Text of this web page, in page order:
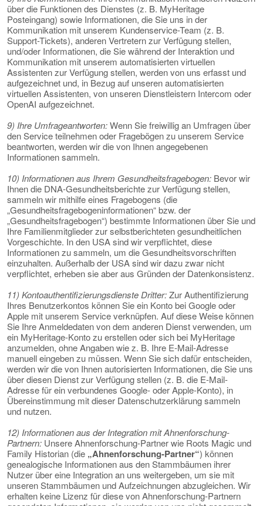
über die Funktionen des Dienstes (z. B. MyHeritage
Posteingang) sowie Informationen, die Sie uns in der
Kommunikation mit unserem Kundenservice-Team (z. B.
Support-Tickets), anderen Vertretern zur Verfügung stellen,
und/oder Informationen, die Sie während der Interaktion und
Kommunikation mit unserem automatisierten virtuellen
Assistenten zur Verfügung stellen, werden von uns erfasst und
aufgezeichnet und, in Bezug auf unseren automatisierten
virtuellen Assistenten, von unseren Dienstleistern Intercom oder
OpenAI aufgezeichnet.
9) Ihre Umfrageantworten:Wenn Sie freiwillig an Umfragen über
den Service teilnehmen oder Fragebögen zu unserem Service
beantworten, werden wir die von Ihnen angegebenen
Informationen sammeln.
10) Informationen aus Ihrem Gesundheitsfragebogen: Bevor wir
Ihnen die DNA-Gesundheitsberichte zur Verfügung stellen,
sammeln wir mithilfe eines Fragebogens (die
„Gesundheitsfragebogeninformationen“ bzw. der
„Gesundheitsfragebogen“) bestimmte Informationen über Sie und
Ihre Familienmitglieder zur selbstberichteten gesundheitlichen
Vorgeschichte. In den USA sind wir verpflichtet, diese
Informationen zu sammeln, um die Gesundheitsvorschriften
einzuhalten. Außerhalb der USA sind wir dazu zwar nicht
verpflichtet, erheben sie aber aus Gründen der Datenkonsistenz.
11) Kontoauthentifizierungsdienste Dritter:Zur Authentifizierung
Ihres Benutzerkontos können Sie ein Konto bei Google oder
Apple mit unserem Service verknüpfen. Auf diese Weise können
Sie Ihre Anmeldedaten von dem anderen Dienst verwenden, um
ein MyHeritage-Konto zu erstellen oder sich bei MyHeritage
anzumelden, ohne Angaben wie z. B. Ihre E-Mail-Adresse
manuell eingeben zu müssen. Wenn Sie sich dafür entscheiden,
werden wir die von Ihnen autorisierten Informationen, die Sie uns
über diesen Dienst zur Verfügung stellen (z. B. die E-Mail-
Adresse für ein verbundenes Google- oder Apple-Konto), in
Übereinstimmung mit dieser Datenschutzerklärung sammeln
und nutzen.
12) Informationen aus der Integration mit Ahnenforschung-
Partnern: Unsere Ahnenforschung-Partner wie Roots Magic und
Family Historian (die „Ahnenforschung-Partner“) können
genealogische Informationen aus den Stammbäumen ihrer
Nutzer über eine Integration an uns weitergeben, um sie mit
unseren Stammbäumen und Aufzeichnungen abzugleichen. Wir
erhalten keine Lizenz für diese von Ahnenforschung-Partnern